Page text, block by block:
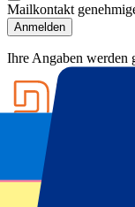
Mailkontakt
Anmelden
Ihre Angaben werden
Footer menu